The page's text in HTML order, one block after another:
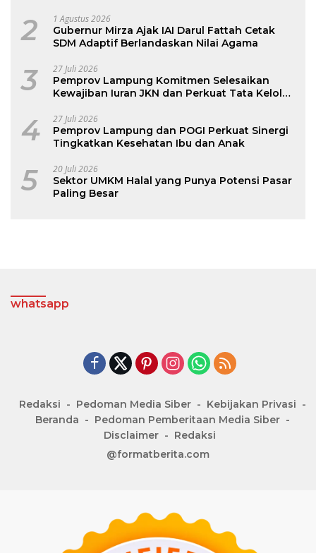
2 1 Agustus 2026
Gubernur Mirza Ajak IAI Darul Fattah Cetak
SDM Adaptif Berlandaskan Nilai Agama
3 27 Juli 2026
Pemprov Lampung Komitmen Selesaikan
Kewajiban Iuran JKN dan Perkuat Tata Kelola
4 27 Juli 2026
Pemprov Lampung dan POGI Perkuat Sinergi
Tingkatkan Kesehatan Ibu dan Anak
5 20 Juli 2026
Sektor UMKM Halal yang Punya Potensi Pasar
Paling Besar
whatsapp
Redaksi Pedoman Media Siber
Kebijakan Privasi
Beranda
Pedoman Pemberitaan Media Siber
Disclaimer
Redaksi
@formatberita.com